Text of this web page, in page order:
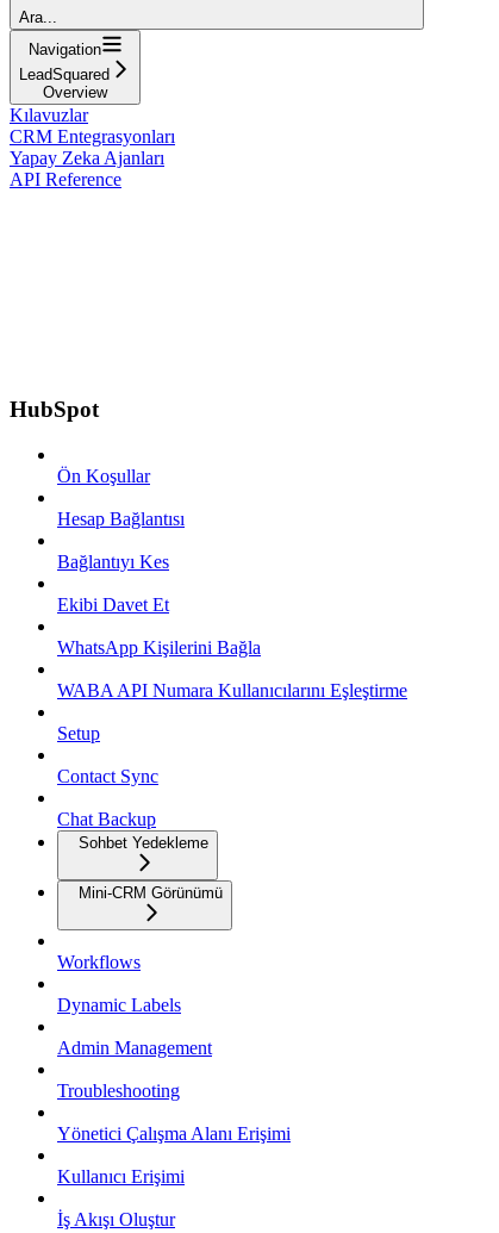
Ara...
Navigation
LeadSquared
Overview
Kılavuzlar
CRM Entegrasyonları
Yapay Zeka Ajanları
API Reference
HubSpot
Ön Koşullar
Hesap Bağlantısı
Bağlantıyı Kes
Ekibi Davet Et
WhatsApp Kişilerini Bağla
WABA API Numara Kullanıcılarını Eşleştirme
Setup
Contact Sync
Chat Backup
Sohbet Yedekleme
Mini-CRM Görünümü
Workflows
Dynamic Labels
Admin Management
Troubleshooting
Yönetici Çalışma Alanı Erişimi
Kullanıcı Erişimi
İş Akışı Oluştur